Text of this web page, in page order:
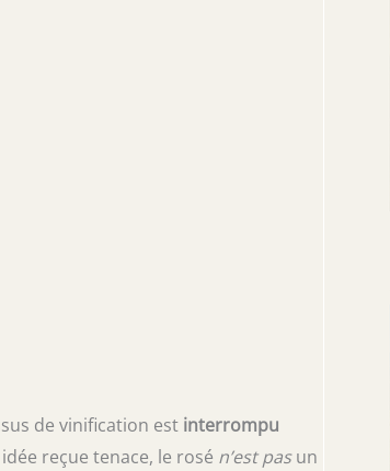
de vinification est interrompu
reçue tenace, le rosé n’est pasun